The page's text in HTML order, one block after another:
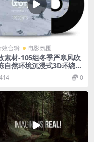
效合辑 电影氛围
素材-105组冬季严寒风吹
自然环境沉浸式3D环绕立
无损音效 Seasons Of Ea
Winter
414 0